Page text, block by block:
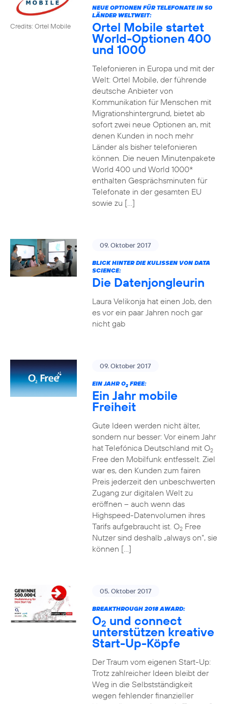
Credits: Ortel Mobile
NEUE OPTIONEN FÜR TELEFONATE IN 50
LÄNDER WELTWEIT:
Ortel Mobile startet
World-Optionen 400
und 1000
Telefonieren in Europa und mit der
Welt: Ortel Mobile, der führende
deutsche Anbieter von
Kommunikation für Menschen mit
Migrationshintergrund, bietet ab
sofort zwei neue Optionen an, mit
denen Kunden in noch mehr
Länder als bisher telefonieren
können. Die neuen Minutenpakete
World 400 und World 1000*
enthalten Gesprächsminuten für
Telefonate in der gesamten EU
sowie zu […]
09. Oktober 2017
BLICK HINTER DIE KULISSEN VON DATA
SCIENCE:
Die Datenjongleurin
Laura Velikonja hat einen Job, den
es vor ein paar Jahren noch gar
nicht gab
09. Oktober 2017
EIN JAHR O2FREE:
Ein Jahr mobile
Freiheit
Gute Ideen werden nicht älter,
sondern nur besser: Vor einem Jahr
hat Telefónica Deutschland mit O2
Free den Mobilfunk entfesselt. Ziel
war es, den Kunden zum fairen
Preis jederzeit den unbeschwerten
Zugang zur digitalen Welt zu
eröffnen – auch wenn das
Highspeed-Datenvolumen ihres
Tarifs aufgebraucht ist. O2Free
Nutzer sind deshalb „always on“, sie
können […]
05. Oktober 2017
BREAKTHROUGH 2018 AWARD:
O2 und connect
unterstützen kreative
Start-Up-Köpfe
Der Traum vom eigenen Start-Up:
Trotz zahlreicher Ideen bleibt der
Weg in die Selbstständigkeit
wegen fehlender finanzieller